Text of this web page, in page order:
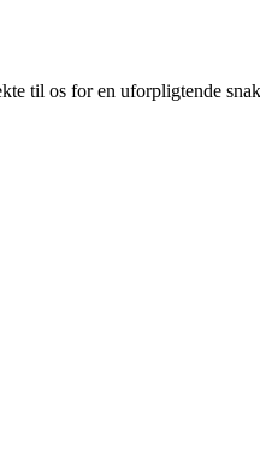
til os for en uforpligtende